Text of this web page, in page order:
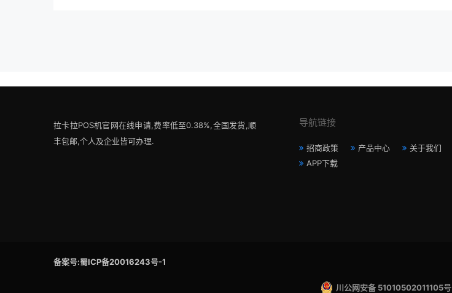
拉卡拉POS机官网在线申请,费率低至0.38%,全国发货,顺
丰包邮,个人及企业皆可办理.
导航链接
招商政策 产品中心
关于我们
APP下载
备案号:蜀ICP备20016243号-1
川公网安备 51010502011105号